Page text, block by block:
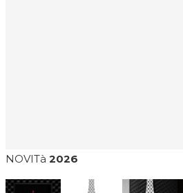
NOVITà 2026